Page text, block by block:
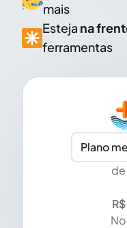
mais
Esteja na
ferramentas
Plano
de
R$